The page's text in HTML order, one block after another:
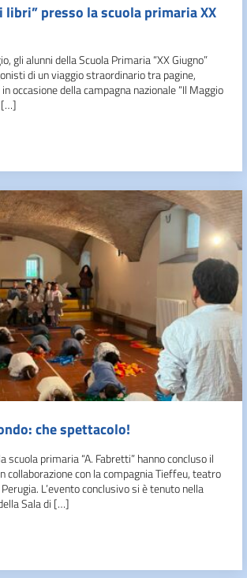
libri” presso la scuola primaria XX
gli alunni della Scuola Primaria “XX Giugno”
di un viaggio straordinario tra pagine,
occasione della campagna nazionale “Il Maggio
[…]
che spettacolo!
scuola primaria “A. Fabretti” hanno concluso il
collaborazione con la compagnia Tieffeu, teatro
L’evento conclusivo si è tenuto nella
Sala di […]